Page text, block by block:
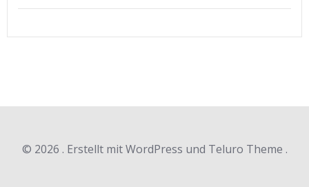
© 2026 . Erstellt mit WordPress und Teluro Theme .